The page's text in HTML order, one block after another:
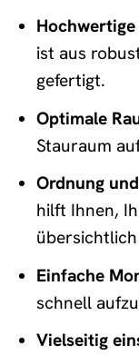
ist aus
gefertigt.
Optimale
Stauraum
Ordnung
hilft Ihnen,
Einfache
schnell
Vielseitig